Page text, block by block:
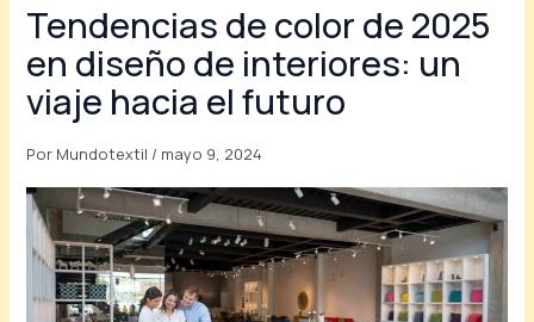
Tendencias de color de 2025
en diseño de interiores: un
viaje hacia el futuro
Por Mundotextil / mayo 9, 2024